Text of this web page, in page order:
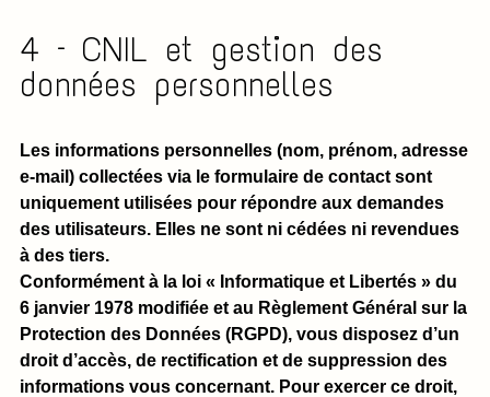
4 – CNIL et gestion des
données personnelles
Les informations personnelles (nom, prénom, adresse
e-mail) collectées via le formulaire de contact sont
uniquement utilisées pour répondre aux demandes
des utilisateurs. Elles ne sont ni cédées ni revendues
à des tiers.
Conformément à la loi « Informatique et Libertés » du
6 janvier 1978 modifiée et au Règlement Général sur la
Protection des Données (RGPD), vous disposez d’un
droit d’accès, de rectification et de suppression des
informations vous concernant. Pour exercer ce droit,